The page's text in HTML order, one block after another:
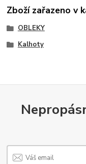
Zboží zařazeno v
OBLEKY
Kalhoty